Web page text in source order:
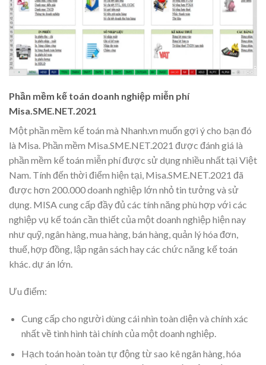
Phần mềm kế toán doanh nghiệp miễn phí
Misa.SME.NET.2021
Một phần mềm kế toán mà Nhanh.vn muốn gợi ý cho bạn đó
là Misa. Phần mềm Misa.SME.NET.2021 được đánh giá là
phần mềm kế toán miễn phí được sử dụng nhiều nhất tại Việt
Nam. Tính đến thời điểm hiện tại, Misa.SME.NET.2021 đã
được hơn 200.000 doanh nghiệp lớn nhỏ tin tưởng và sử
dụng. MISA cung cấp đầy đủ các tính năng phù hợp với các
nghiệp vụ kế toán cần thiết của một doanh nghiệp hiện nay
như quỹ, ngân hàng, mua hàng, bán hàng, quản lý hóa đơn,
thuế, hợp đồng, lập ngân sách hay các chức năng kế toán
khác. dự án lớn.
Ưu điểm:
Cung cấp cho người dùng cái nhìn toàn diện và chính xác
nhất về tình hình tài chính của một doanh nghiệp.
Hạch toán hoàn toàn tự động từ sao kê ngân hàng, hóa